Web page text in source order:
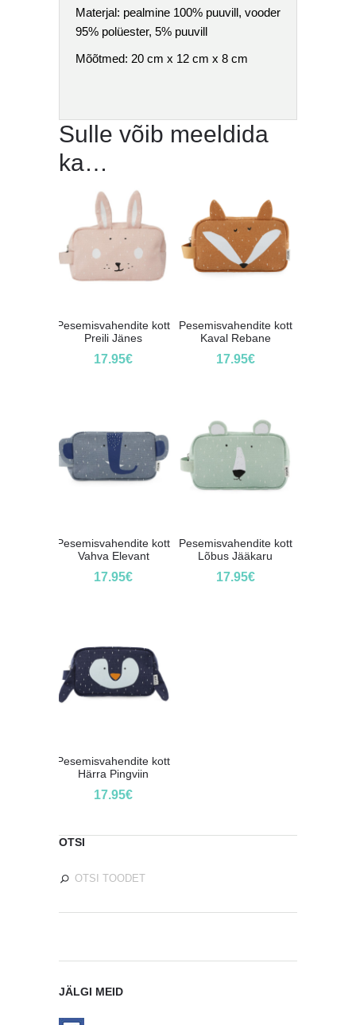
Materjal: pealmine 100% puuvill, vooder
95% polüester, 5% puuvill
Mõõtmed: 20 cm x 12 cm x 8 cm
Sulle võib meeldida
ka…
Pesemisvahendite kott
Preili Jänes
17.95€
Pesemisvahendite kott
Kaval Rebane
17.95€
Pesemisvahendite kott
Vahva Elevant
17.95€
Pesemisvahendite kott
Lõbus Jääkaru
17.95€
Pesemisvahendite kott
Härra Pingviin
17.95€
OTSI
JÄLGI MEID